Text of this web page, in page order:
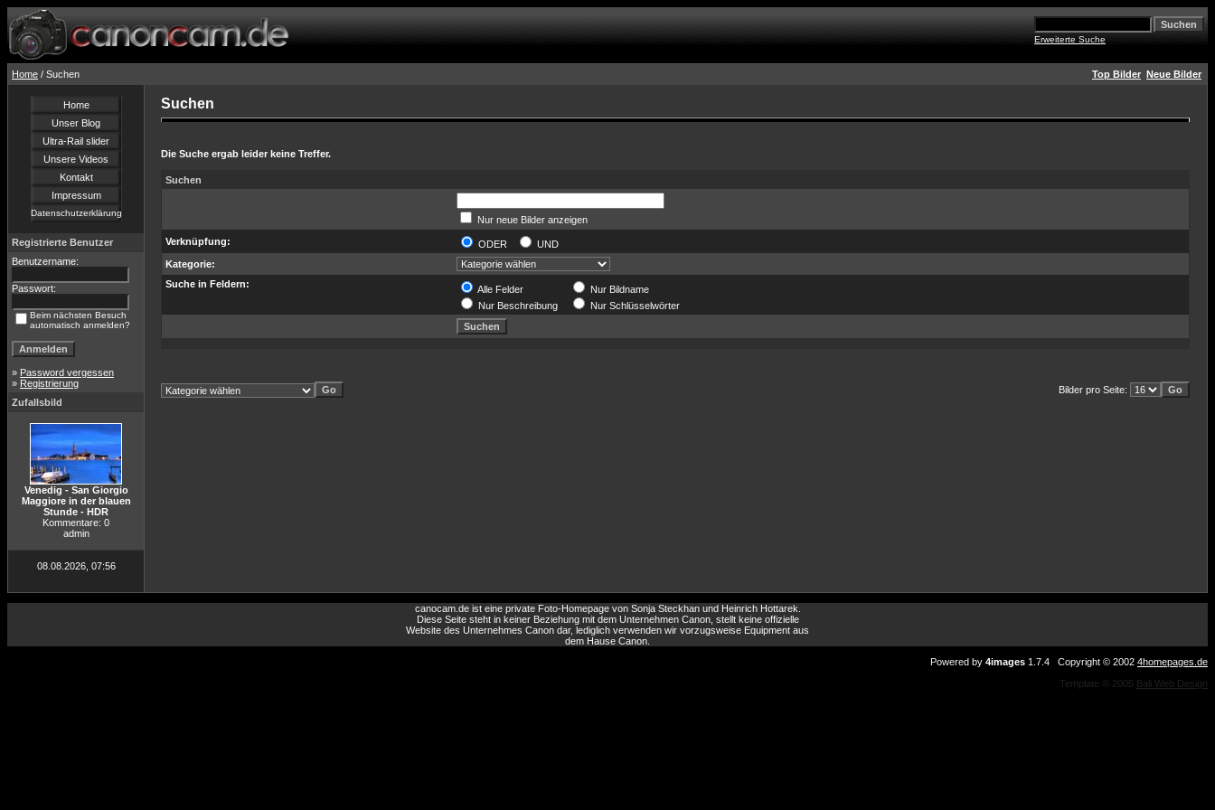
Erweiterte Suche
Home / Suchen Top Bilder Neue Bilder
Home
Unser Blog
Ultra-Rail slider
Unsere Videos
Kontakt
Impressum
Datenschutzerklärung
Registrierte Benutzer
Benutzername:
Passwort:
Beim nächsten Besuch
automatisch anmelden?
» Password vergessen
» Registrierung
Zufallsbild
Venedig - San Giorgio
Maggiore in der blauen
Stunde - HDR
Kommentare: 0
admin
08.08.2026, 07:56
Suchen
Die Suche ergab leider keine Treffer.
Suchen
Nur neue Bilder anzeigen
Verknüpfung:
ODER
UND
Kategorie:
Suche in Feldern:
Alle Felder
Nur Bildname
Nur Beschreibung
Nur Schlüsselwörter
Bilder pro Seite:
canocam.de ist eine private Foto-Homepage von Sonja Steckhan und Heinrich Hottarek.
Diese Seite steht in keiner Beziehung mit dem Unternehmen Canon, stellt keine offizielle
Website des Unternehmes Canon dar, lediglich verwenden wir vorzugsweise Equipment aus
dem Hause Canon.
Powered by 4images 1.7.4 Copyright © 2002 4homepages.de
Template © 2005 Bali Web Design